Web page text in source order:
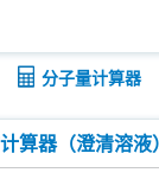
1,6-
(Docosahexaenoic
0294885
P7C3-
citrate
N-(4-
Rg3
分子量计算器
算器（澄清溶液）